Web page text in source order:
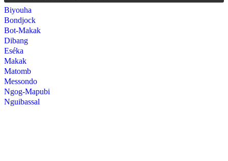
Biyouha
Bondjock
Bot-Makak
Dibang
Eséka
Makak
Matomb
Messondo
Ngog-Mapubi
Nguibassal